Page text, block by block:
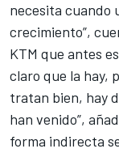
necesita cuando
crecimiento”,
KTM que antes
claro que la hay,
tratan bien, hay
han venido”,
forma indirecta